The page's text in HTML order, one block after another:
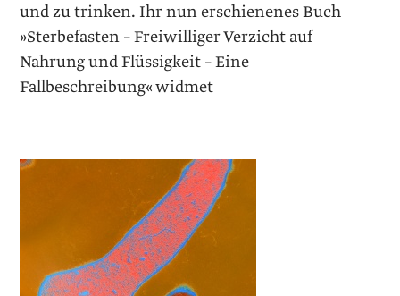
und zu trinken. Ihr nun erschienenes Buch
»Sterbefasten – Freiwilliger Verzicht auf
Nahrung und Flüssigkeit – Eine
Fallbeschreibung« widmet